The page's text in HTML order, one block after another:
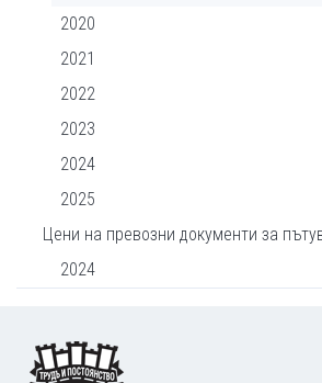
2020
2021
2022
2023
2024
2025
Цени на превозни документи за
2024
Footer